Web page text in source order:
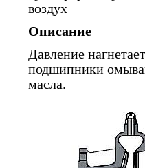
воздух
Описание
Давление
подшипники
масла.